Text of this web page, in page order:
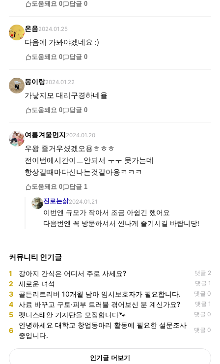
도움돼요 0 답글 0
온음2024.01.25
다음에 가봐야겠네요 :)
도움돼요 0 답글 0
몽이랑2024.01.22
가낳지모 대리구경하네욜
도움돼요 0 답글 0
여름겨울먼지 2024.01.20
우왕 즐거우셨겠오용ㅎㅎㅎ
전이번에시간이ㅡ안되서 ㅜㅜ 못가는데
항상갈때마다신나는것같아용ㅋㅋㅋ
도움돼요 0 답글 1
진로는삵2024.01.21
이번엔 규모가 작아서 조금 아쉽긴 했어요
다음번엔 꼭 방문하셔서 씬나게 즐기시길 바랍니당!
커뮤니티 인기글
1 강아지 간식은 어디서 주로 사세요? 댓글 2
2 새로운 녀석 댓글 1
3 골든리트리버 10개월 남아 임시보호자가 필요합니다. 댓글 0
4 사료 바꾸고 구토·피부 트러블 겪어보신 분 계신가요? 댓글 1
5 펫니스태안 기자단을 모집합니다🐾 댓글 0
6
안녕하세요 대학교 창업동아리 활동에 필요한 설문조사
중입니다.
댓글 0
인기글 더보기